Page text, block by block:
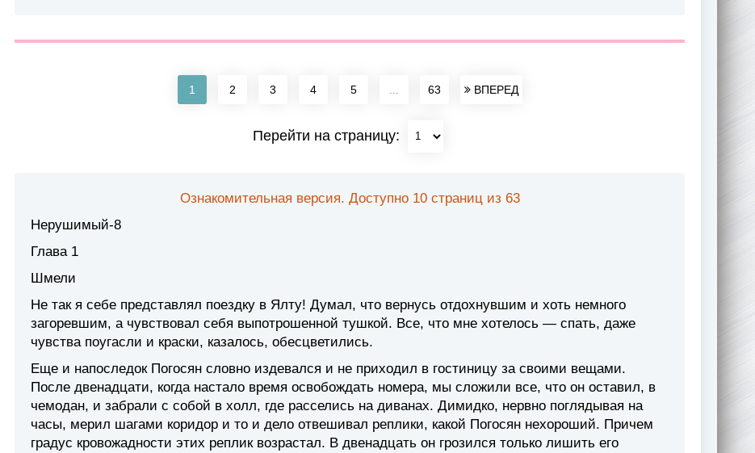
1 2 3 4 5 63 ВПЕРЕД
Перейти на страницу:
Ознакомительная версия. Доступно 10 страниц из 63
Нерушимый-8
Глава 1
Шмели
Не так я себе представлял поездку в Ялту! Думал, что вернусь отдохнувшим и хоть немного
загоревшим, а чувствовал себя выпотрошенной тушкой. Все, что мне хотелось — спать, даже
чувства поугасли и краски, казалось, обесцветились.
Еще и напоследок Погосян словно издевался и не приходил в гостиницу за своими вещами.
После двенадцати, когда настало время освобождать номера, мы сложили все, что он оставил, в
чемодан, и забрали с собой в холл, где расселись на диванах. Димидко, нервно поглядывая на
часы, мерил шагами коридор и то и дело отвешивал реплики, какой Погосян нехороший. Причем
градус кровожадности этих реплик возрастал. В двенадцать он грозился только лишить его